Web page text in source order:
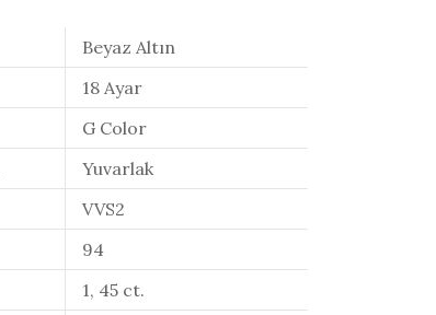
Beyaz Altın
18 Ayar
G Color
Yuvarlak
VVS2
94
1, 45 ct.